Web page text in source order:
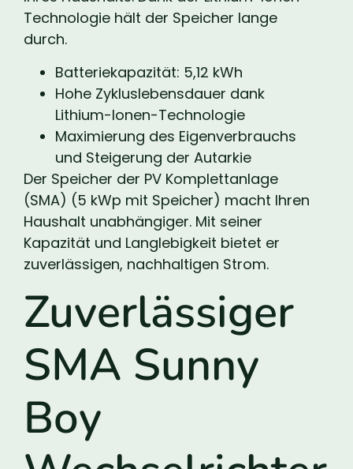
Technologie hält der Speicher lange
durch.
Batteriekapazität: 5,12 kWh
Hohe Zykluslebensdauer dank
Lithium-Ionen-Technologie
Maximierung des Eigenverbrauchs
und Steigerung der Autarkie
Der Speicher der PV Komplettanlage
(SMA) (5 kWp mit Speicher) macht Ihren
Haushalt unabhängiger. Mit seiner
Kapazität und Langlebigkeit bietet er
zuverlässigen, nachhaltigen Strom.
Zuverlässiger
SMA Sunny
Boy